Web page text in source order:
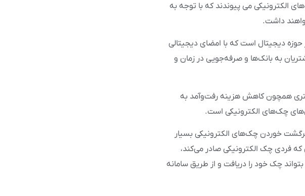
الکترونیکی می پیوندند که با توجه به
داشت.
حوزه دیجیتال است که با امضای دیجیتالی
به بانک‌ها و صرفه‌جویی در زمان و
همچون کاهش هزینه رفت‌وآمد به
چک‌های الکترونیکی است.
خوردن چک‌های الکترونیکی بسیار
فردی چک الکترونیکی صادر می‌کند،
چک خود را دریافت و از طریق سامانه